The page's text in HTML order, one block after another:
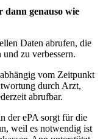
dann genauso wie
Daten abrufen, die
zu verbessern.
vom Zeitpunkt
durch Arzt,
abrufbar.
der ePA sorgt für die
weil es notwendig ist